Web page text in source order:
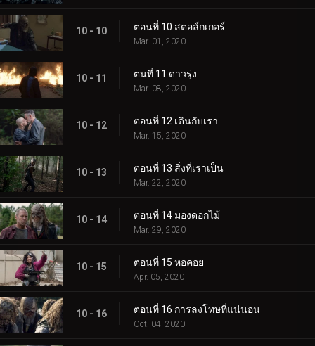
10 - 10 ตอนที่ 10 สตอล์กเกอร์
Mar. 01, 2020
10 - 11 ตนที่ 11 ดาวรุ่ง
Mar. 08, 2020
10 - 12 ตอนที่ 12 เดินกับเรา
Mar. 15, 2020
10 - 13 ตอนที่ 13 สิ่งที่เราเป็น
Mar. 22, 2020
10 - 14 ตอนที่ 14 มองดอกไม้
Mar. 29, 2020
10 - 15 ตอนที่ 15 หอคอย
Apr. 05, 2020
10 - 16 ตอนที่ 16 การลงโทษที่แน่นอน
Oct. 04, 2020